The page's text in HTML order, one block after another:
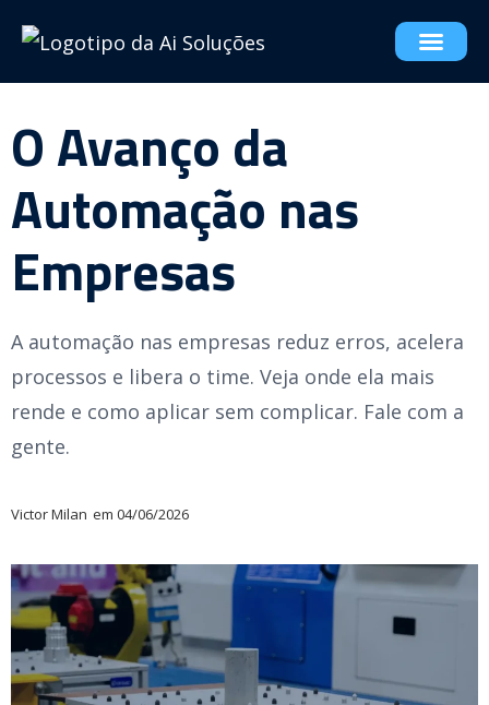
O Avanço da
Automação nas
Empresas
A automação nas empresas reduz erros, acelera
processos e libera o time. Veja onde ela mais
rende e como aplicar sem complicar. Fale com a
gente.
Victor Milan em 04/06/2026